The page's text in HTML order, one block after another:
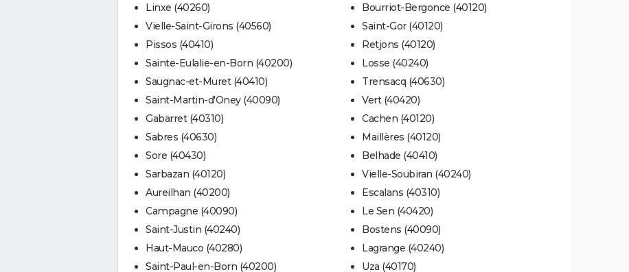
Linxe (40260)
Vielle-Saint-Girons (40560)
Pissos (40410)
Sainte-Eulalie-en-Born (40200)
Saugnac-et-Muret (40410)
Saint-Martin-d'Oney (40090)
Gabarret (40310)
Sabres (40630)
Sore (40430)
Sarbazan (40120)
Aureilhan (40200)
Campagne (40090)
Saint-Justin (40240)
Haut-Mauco (40280)
Saint-Paul-en-Born (40200)
Bourriot-Bergonce (40120)
Saint-Gor (40120)
Retjons (40120)
Losse (40240)
Trensacq (40630)
Vert (40420)
Cachen (40120)
Maillères (40120)
Belhade (40410)
Vielle-Soubiran (40240)
Escalans (40310)
Le Sen (40420)
Bostens (40090)
Lagrange (40240)
Uza (40170)